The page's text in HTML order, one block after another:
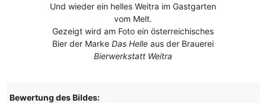
Und wieder ein helles Weitra im Gastgarten
vom Melt.
Gezeigt wird am Foto ein österreichisches
Bier der Marke Das Helleaus der Brauerei
Bierwerkstatt Weitra
Bewertung des Bildes: